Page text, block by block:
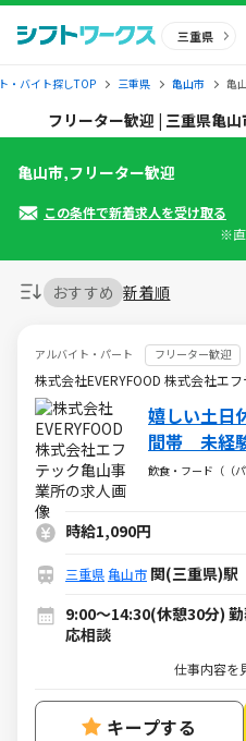
三重県
・バイト探しTOP 三重県 亀山市 亀
フリーター歓迎 | 三重県亀
おすすめ 新着順
アルバイト・パート フリーター歓迎
株式会社EVERYFOOD 株式会社エ
嬉しい土日
間帯 未経
集！
飲食・フード（（
時給1,090円
三重県亀山市 関(三重県)駅
9:00～14:30(休憩30分)
応相談
仕事内容を
キープする
亀山市,フリーター歓迎
この条件で新着求人を受け取る
※直